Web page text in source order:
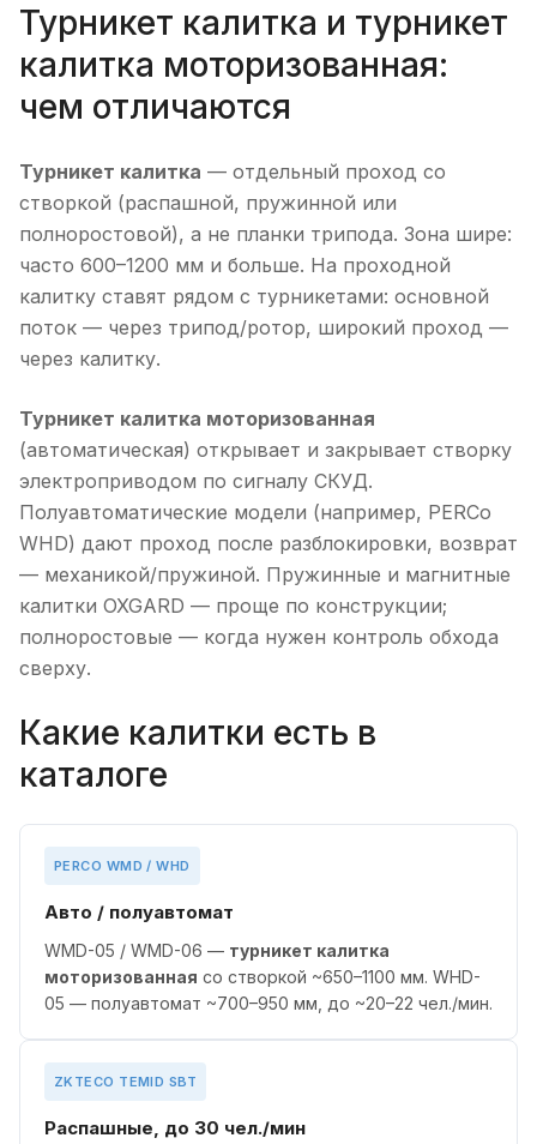
Турникет калитка и турникет
калитка моторизованная:
чем отличаются
Турникет калитка — отдельный проход со
створкой (распашной, пружинной или
полноростовой), а не планки трипода. Зона шире:
часто 600–1200 мм и больше. На проходной
калитку ставят рядом с турникетами: основной
поток — через трипод/ротор, широкий проход —
через калитку.
Турникет калитка моторизованная
(автоматическая) открывает и закрывает створку
электроприводом по сигналу СКУД.
Полуавтоматические модели (например, PERCo
WHD) дают проход после разблокировки, возврат
— механикой/пружиной. Пружинные и магнитные
калитки OXGARD — проще по конструкции;
полноростовые — когда нужен контроль обхода
сверху.
Какие калитки есть в
каталоге
PERCO WMD / WHD
Авто / полуавтомат
WMD-05 / WMD-06 — турникет калитка
моторизованная со створкой ~650–1100 мм. WHD-
05 — полуавтомат ~700–950 мм, до ~20–22 чел./мин.
ZKTECO TEMID SBT
Распашные, до 30 чел./мин